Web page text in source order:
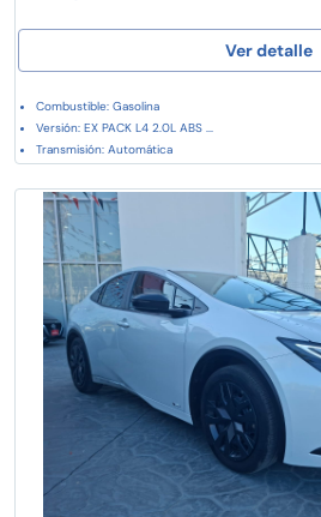
Ver detalle
Combustible: Gasolina
Versión: EX PACK L4 2.0L ABS ...
Transmisión: Automática